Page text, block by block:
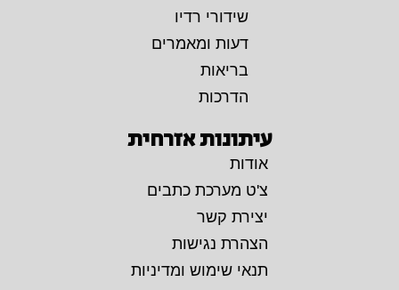
שידורי רדיו
דעות ומאמרים
בריאות
הדרכות
עיתונות אזרחית
אודות
צ'ט מערכת כתבים
יצירת קשר
הצהרת נגישות
תנאי שימוש ומדיניות